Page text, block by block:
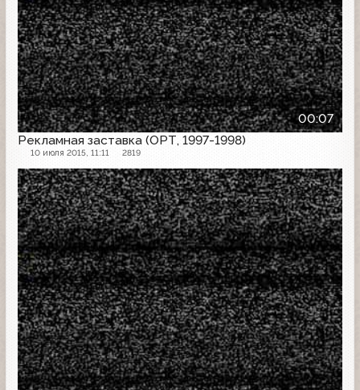
00:07
Рекламная заставка (ОРТ, 1997-1998)
10 июля 2015, 11:11 2819
Рекламная заставка